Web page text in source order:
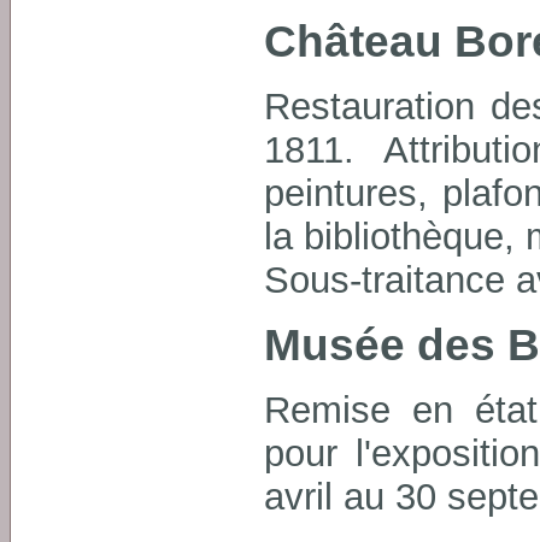
Château
Restauration
1811.
peintures,
la bibliothèque,
Sous-traitance
Musée des
Remise en
pour
avril au 30